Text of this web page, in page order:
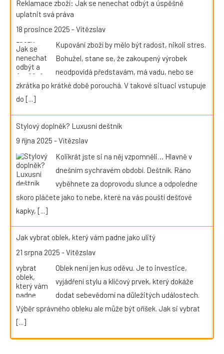
Reklamace zboží: Jak se nenechat odbýt a úspěšně
uplatnit svá práva
18 prosince 2025 -Vítězslav
Kupování zboží by mělo být radost, nikoli stres.
Bohužel, stane se, že zakoupený výrobek
neodpovídá představám, má vadu, nebo se
zkrátka po krátké době porouchá. V takové situaci vstupuje
do [...]
Stylový doplněk? Luxusní deštník
9 října 2025 -Vítězslav
Kolikrát jste si na něj vzpomněli… Hlavně v
dnešním sychravém období. Deštník. Ráno
vyběhnete za doprovodu slunce a odpoledne
skoro pláčete jako to nebe, které na vás pouští dešťové
kapky, [...]
Jak vybrat oblek, který vám padne jako ulitý
21 srpna 2025 -Vítězslav
Oblek není jen kus oděvu. Je to investice,
vyjádření stylu a klíčový prvek, který dokáže
dodat sebevědomí na důležitých událostech.
Výběr správného obleku ale může být oříšek. Jak si vybrat
[...]